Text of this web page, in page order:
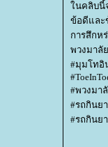
นคลิบนี้จ
ข้อดีและ
การสึกห
พวงมาลั
#มุมโทอิ
#พวงมา
#รถกินย
#รถกินย